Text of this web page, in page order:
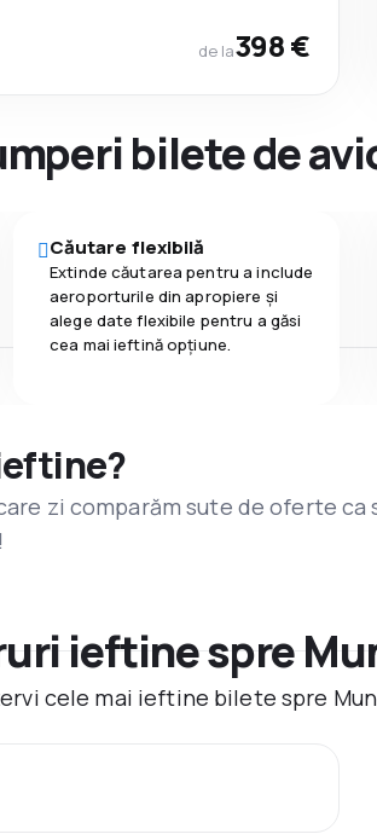
de la398 €
bilete de
Căutare flexibilă
Extinde căutarea pentru a include
aeroporturile din apropiere și
alege date flexibile pentru a găsi
cea mai ieftină opțiune.
zi comparăm sute de oferte ca
ieftine spre
cele mai ieftine bilete spre